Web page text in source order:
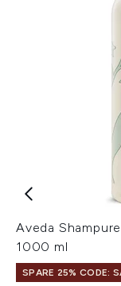
Aveda
1000 ml
SPARE 25% CODE: